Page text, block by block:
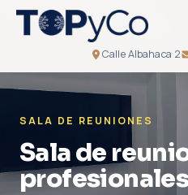
Calle Albahaca 2
SALA DE REUNIONES
Sala de